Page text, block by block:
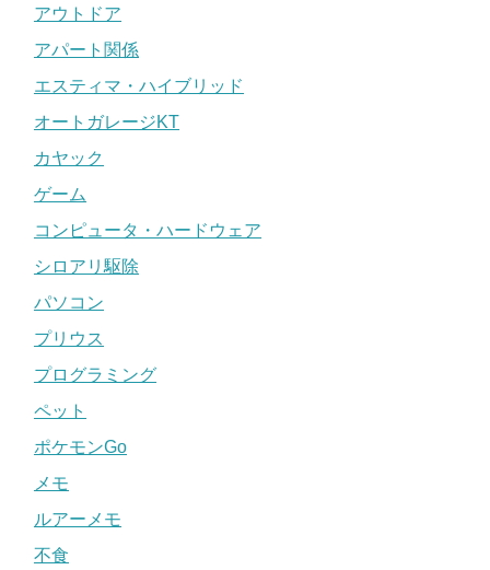
アウトドア
アパート関係
エスティマ・ハイブリッド
オートガレージKT
カヤック
ゲーム
コンピュータ・ハードウェア
シロアリ駆除
パソコン
プリウス
プログラミング
ペット
ポケモンGo
メモ
ルアーメモ
不食